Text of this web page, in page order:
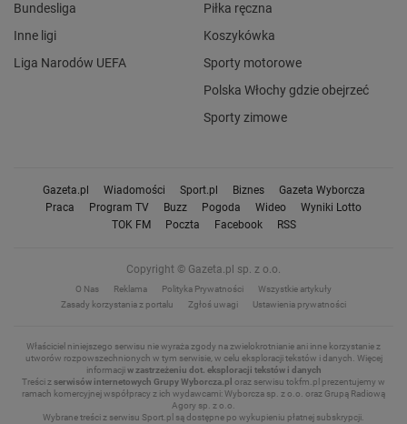
Bundesliga
Inne ligi
Liga Narodów UEFA
Piłka ręczna
Koszykówka
Sporty motorowe
Polska Włochy gdzie obejrzeć
Sporty zimowe
Gazeta.pl Wiadomości Sport.pl Biznes
Gazeta Wyborcza
Praca
Program TV Buzz Pogoda Wideo
Wyniki Lotto
TOK FM
Poczta Facebook RSS
Copyright © Gazeta.pl sp. z o.o.
O Nas Reklama Polityka Prywatności
Wszystkie artykuły
Zasady korzystania z portalu
Zgłoś uwagi Ustawienia prywatności
Właściciel niniejszego serwisu nie wyraża zgody na zwielokrotnianie ani inne korzystanie z
utworów rozpowszechnionych w tym serwisie, w celu eksploracji tekstów i danych. Więcej
informacjiw zastrzeżeniu dot. eksploracji tekstów i danych
Treści zserwisów internetowych Grupy Wyborcza.pl oraz serwisu tokfm.pl prezentujemy w
ramach komercyjnej współpracy z ich wydawcami: Wyborcza sp. z o.o. oraz Grupą Radiową
Agory sp. z o.o.
Wybrane treści z serwisu Sport.pl są dostępne po wykupieniu płatnej subskrypcji.